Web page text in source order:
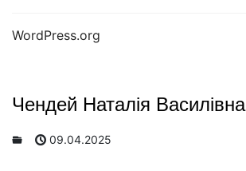
WordPress.org
Чендей Наталія Василівна
09.04.2025